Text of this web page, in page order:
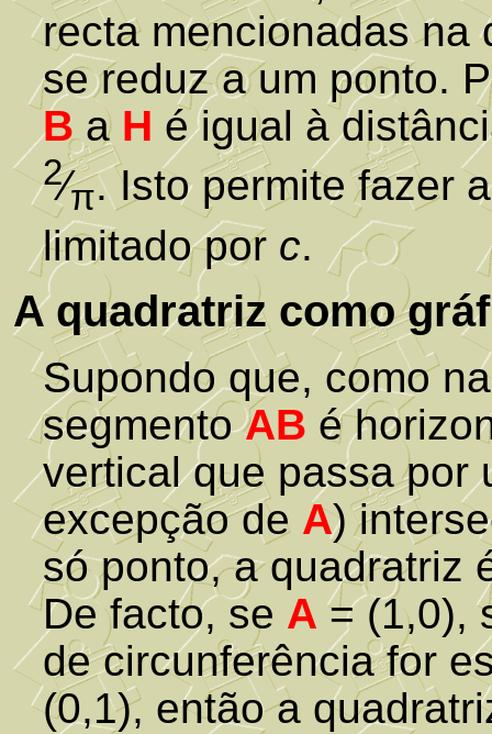
recta mencionadas na
se reduz a um ponto.
Ba H é igual à
2⁄π. Isto permite fazer
limitado por c.
A quadratriz como
Supondo que, como
segmentoAB é
vertical que passa por
excepção de A)
só ponto, a quadratriz
De facto, se A = (1,0),
de circunferência for
(0,1), então a